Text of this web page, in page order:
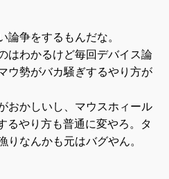
論争をするもんだな。
はわかるけど毎回デバイス論
ウ勢がバカ騒ぎするやり方が
おかしいし、マウスホィール
るやり方も普通に変やろ。タ
りなんかも元はバグやん。